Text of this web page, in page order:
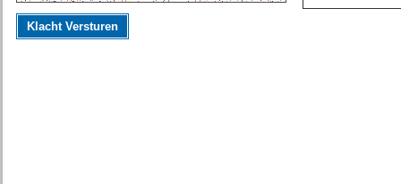
Klacht Versturen